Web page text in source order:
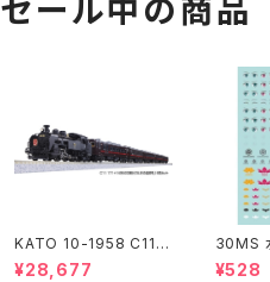
セール中の商品
KATO 10-1958 C11 1
71+14系｢SL冬の湿原
¥28,677
30MS
ル 汎用1
¥528